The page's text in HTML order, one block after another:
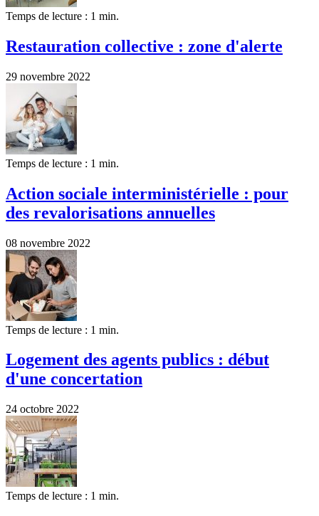
Temps de lecture : 1 min.
Restauration collective : zone d'alerte
29 novembre 2022
Temps de lecture : 1 min.
Action sociale interministérielle : pour
des revalorisations annuelles
08 novembre 2022
Temps de lecture : 1 min.
Logement des agents publics : début
d'une concertation
24 octobre 2022
Temps de lecture : 1 min.